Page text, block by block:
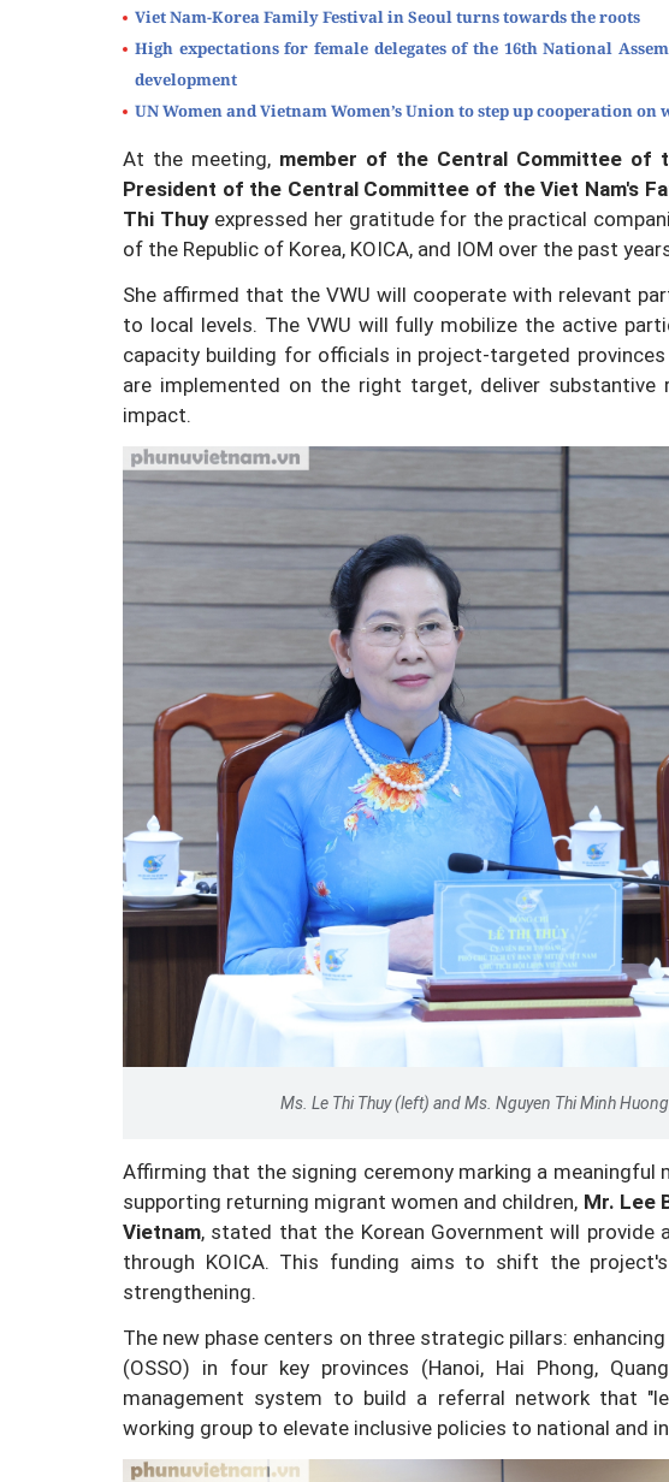
Viet Nam-Korea Family Festival in Seoul turns towards the roots
High expectations for female delegates of the 16th National
development
UN Women and Vietnam Women’s Union to step up cooperation
At the meeting, member of the Central Committee of
President of the Central Committee of the Viet Nam's
Thi Thuyexpressed her gratitude for the practical
of the Republic of Korea, KOICA, and IOM over the past
She affirmed that the VWU will cooperate with relevant
to local levels. The VWU will fully mobilize the active
capacity building for officials in project-targeted
are implemented on the right target, deliver substantive
impact.
Ms. Le Thi Thuy (left) and Ms. Nguyen Thi Minh
Affirming that the signing ceremony marking a meaningful
supporting returning migrant women and children, Mr. Lee
Vietnam, stated that the Korean Government will provide
through KOICA. This funding aims to shift the
strengthening.
The new phase centers on three strategic pillars:
(OSSO) in four key provinces (Hanoi, Hai Phong,
management system to build a referral network that
working group to elevate inclusive policies to national and
Doanh nghiệp thủy sản cảnh báo
"điểm nghẽn" trong dự thảo Luật
An toàn thực phẩm